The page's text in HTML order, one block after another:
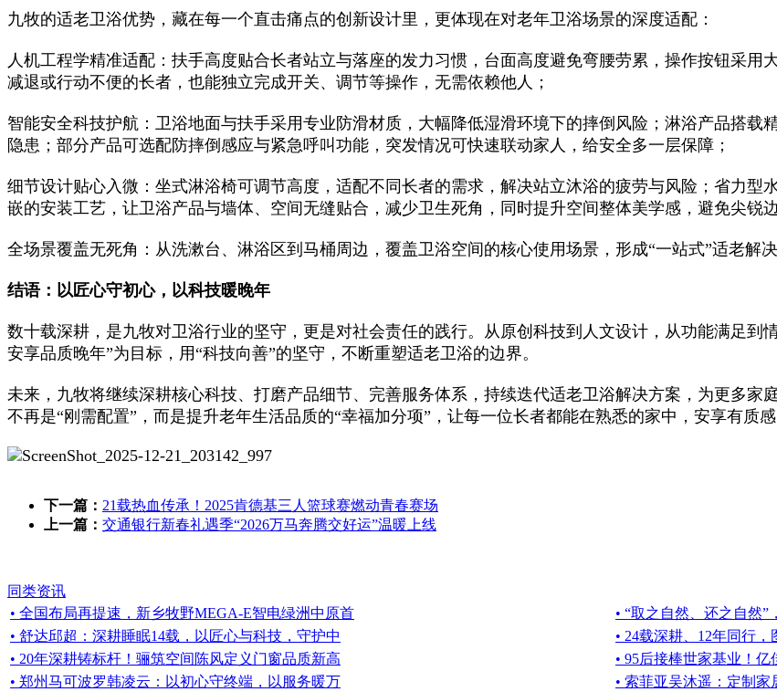
九牧的适老卫浴优势，藏在每一个直击痛点的创新设计里，更体现在对老年卫浴场景的深度适配：
人机工程学精准适配：扶手高度贴合长者站立与落座的发力习惯，台面高度避免弯腰劳累，操作按钮采
减退或行动不便的长者，也能独立完成开关、调节等操作，无需依赖他人；
智能安全科技护航：卫浴地面与扶手采用专业防滑材质，大幅降低湿滑环境下的摔倒风险；淋浴产品搭
隐患；部分产品可选配防摔倒感应与紧急呼叫功能，突发情况可快速联动家人，给安全多一层保障；
细节设计贴心入微：坐式淋浴椅可调节高度，适配不同长者的需求，解决站立沐浴的疲劳与风险；省力
嵌的安装工艺，让卫浴产品与墙体、空间无缝贴合，减少卫生死角，同时提升空间整体美学感，避免尖锐
全场景覆盖无死角：从洗漱台、淋浴区到马桶周边，覆盖卫浴空间的核心使用场景，形成“一站式”适老解
结语：以匠心守初心，以科技暖晚年
数十载深耕，是九牧对卫浴行业的坚守，更是对社会责任的践行。从原创科技到人文设计，从功能满足到
安享品质晚年”为目标，用“科技向善”的坚守，不断重塑适老卫浴的边界。
未来，九牧将继续深耕核心科技、打磨产品细节、完善服务体系，持续迭代适老卫浴解决方案，为更多家
不再是“刚需配置”，而是提升老年生活品质的“幸福加分项”，让每一位长者都能在熟悉的家中，安享有质
下一篇： 21载热血传承！2025肯德基三人篮球赛燃动青春赛场
上一篇： 交通银行新春礼遇季“2026万马奔腾交好运”温暖上线
同类资讯
• 全国布局再提速，新乡牧野MEGA-E智电绿洲中原首
• “取之自然、还之自然
• 舒达邱超：深耕睡眠14载，以匠心与科技，守护中
• 24载深耕、12年同行
• 20年深耕铸标杆！骊筑空间陈风定义门窗品质新高
• 95后接棒世家基业！亿
• 郑州马可波罗韩凌云：以初心守终端，以服务暖万
• 索菲亚吴沐遥：定制家